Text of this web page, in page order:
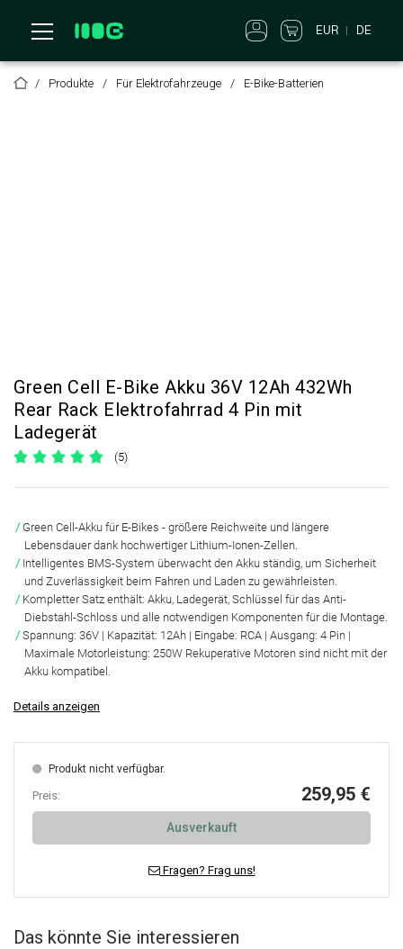
EUR DE
Produkte Für Elektrofahrzeuge E-Bike-Batterien
Green Cell E-Bike Akku 36V 12Ah 432Wh
Rear Rack Elektrofahrrad 4 Pin mit
Ladegerät
(5)
Green Cell-Akku für E-Bikes - größere Reichweite und längere
Lebensdauerdank hochwertiger Lithium-Ionen-Zellen.
Intelligentes BMS-System überwacht den Akku ständig, um Sicherheit
und Zuverlässigkeit beim Fahren und Laden zu gewährleisten.
Kompletter Satz enthält: Akku, Ladegerät, Schlüssel für das Anti-
Diebstahl-Schloss und alle notwendigen Komponenten für die Montage.
Spannung: 36V | Kapazität: 12Ah | Eingabe: RCA | Ausgang: 4 Pin |
Maximale Motorleistung: 250W Rekuperative Motoren sind nicht mit der
Akku kompatibel.
Details anzeigen
Produkt nicht verfügbar.
Preis: 259,95 €
Ausverkauft
Fragen? Frag uns!
Das könnte Sie interessieren